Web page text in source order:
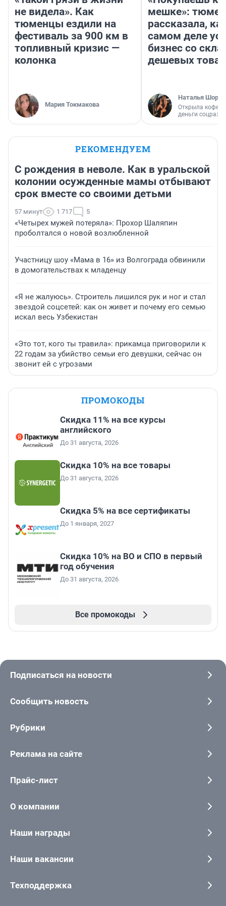
не видела». Как
тюменцы ездили на
фестиваль за 900 км в
топливный кризис —
колонка
Мария Токмакова
мешке»:
рассказала,
самом деле
бизнес со
дешевых
Наталья
Открыла
деньги
РЕКОМЕНДУЕМ
С рождения в неволе. Как в уральской
колонии осужденные мамы отбывают
срок вместе со своими детьми
57 минут 1 717 5
«Четырех мужей потеряла»: Прохор Шаляпин
проболтался о новой возлюбленной
Участницу шоу «Мама в 16» из Волгограда обвинили
в домогательствах к младенцу
«Я не жалуюсь». Строитель лишился рук и ног и стал
звездой соцсетей: как он живет и почему его семью
искал весь Узбекистан
«Это тот, кого ты травила»: прикамца приговорили к
22 годам за убийство семьи его девушки, сейчас он
звонит ей с угрозами
ПРОМОКОДЫ
Скидка 11% на все курсы
английского
До 31 августа, 2026
Скидка 10% на все товары
До 31 августа, 2026
Скидка 5% на все сертификаты
До 1 января, 2027
Скидка 10% на ВО и СПО в первый
год обучения
До 31 августа, 2026
Все промокоды
Подписаться на новости
Сообщить новость
Рубрики
Реклама на сайте
Прайс-лист
О компании
Наши награды
Наши вакансии
Техподдержка